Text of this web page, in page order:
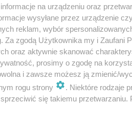
na urządzeniu oraz
wysyłane przez urządzenie
reklam, wybór
Za zgodą Użytkownika my i Zaufani
oraz aktywnie skanować
prosimy o zgodę na
i zawsze możesz ją zmienić/
rogu strony
. Niektóre rodzaje
się takiemu przetwarzaniu.